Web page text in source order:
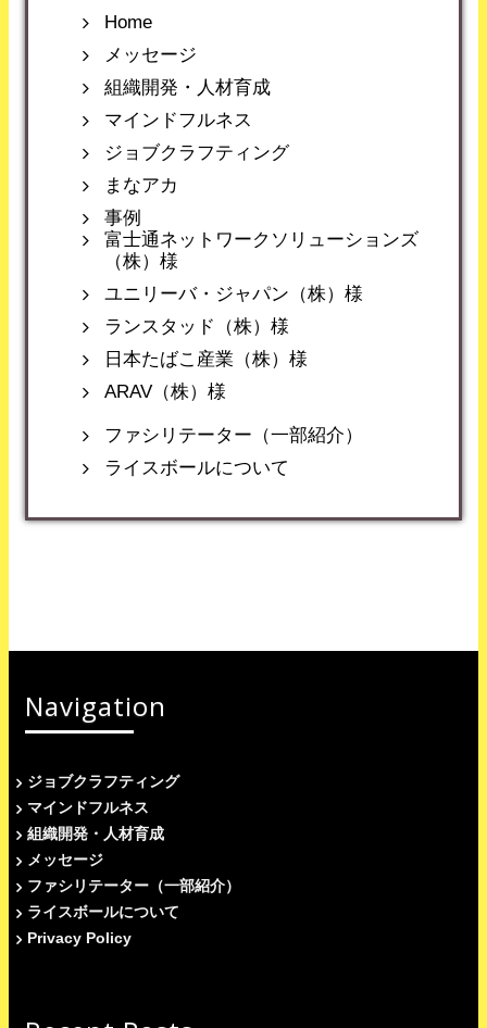
Home
メッセージ
組織開発・人材育成
マインドフルネス
ジョブクラフティング
まなアカ
事例
富士通ネットワークソリューションズ
（株）様
ユニリーバ・ジャパン（株）様
ランスタッド（株）様
日本たばこ産業（株）様
ARAV（株）様
ファシリテーター（一部紹介）
ライスボールについて
Navigation
ジョブクラフティング
マインドフルネス
組織開発・人材育成
メッセージ
ファシリテーター（一部紹介）
ライスボールについて
Privacy Policy